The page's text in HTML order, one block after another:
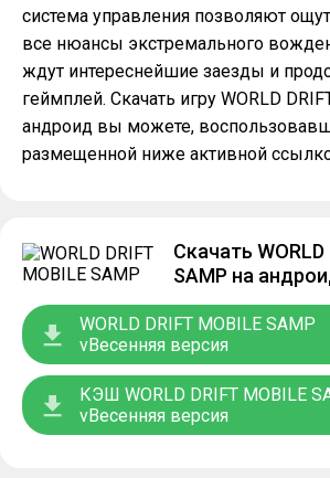
система управления позволяют
все нюансы экстремального
ждут интереснейшие заезды и
геймплей. Скачать игру WORLD
андроид вы можете,
размещенной ниже активной
Скачать WORLD
SAMP на
WORLD DRIFT MOBILE SAMP
vВесенняя версия
КЭШ WORLD DRIFT MOBILE
vВесенняя версия